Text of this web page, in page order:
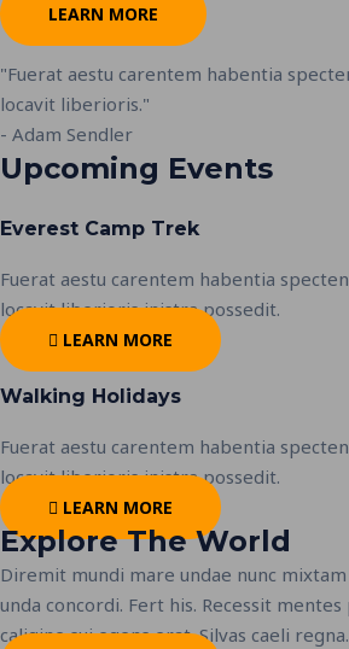
LEARN MORE
"Fuerat aestu carentem habentia
locavit liberioris."
- Adam Sendler
Upcoming Events
Everest Camp Trek
Fuerat aestu carentem habentia
locavit liberioris inistra possedit.
LEARN MORE
Walking Holidays
Fuerat aestu carentem habentia
locavit liberioris inistra possedit.
LEARN MORE
Explore The World
Diremit mundi mare undae nunc
unda concordi. Fert his. Recessit
caligine sui egens erat. Silvas caeli regna.